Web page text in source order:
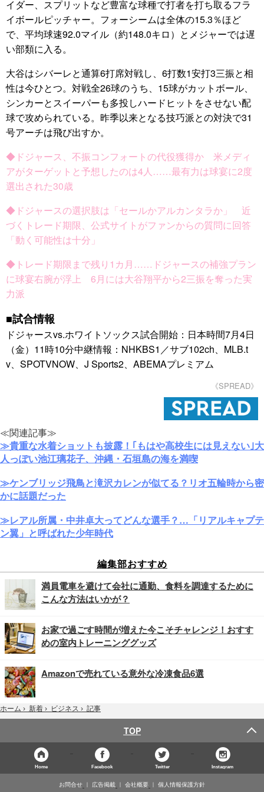
イダー、スプリットなど豊富な球種で打者を打ち取るフラ
イボールピッチャー。フォーシームは全体の15.3％ほど
で、平均球速92.0マイル（約148.0キロ）とメジャーでは遅
い部類に入る。
大谷はシバーレと通算6打席対戦し、6打数1安打3三振と相
性は今ひとつ。対戦全26球のうち、15球がカットボール、
シンカーとスイーパーも多投しハードヒットをさせない配
球で攻められている。昨季以来となる技巧派との対決で31
号アーチは飛び出すか。
◆ドジャース、不振コンフォートの代役獲得か 米メディ
アがターゲットと予想したのは4人……最有力は球宴に2度
選出された30歳
◆ドジャースの選択肢は「セールかアルカンタラか」 近
づくトレード期限、公式サイトがファンからの質問に回答
「動く可能性は十分」
◆トレード期限まで残り1カ月……ドジャースの補強プラン
に球宴右腕が浮上 6月には大谷翔平から2三振を奪った実
力派
■試合情報
ドジャースvs.ホワイトソックス試合開始：日本時間7月4日
（金）11時10分中継情報：NHKBS1／サブ102ch、MLB.t
v、SPOTVNOW、J Sports2、ABEMAプレミアム
《SPREAD》
≪関連記事≫
≫貴重な水着ショットも披露！｢もはや高校生には見えない｣大
人っぽい池江璃花子、沖縄・石垣島の海を満喫
≫ケンブリッジ飛鳥と滝沢カレンが似てる？リオ五輪時から密
かに話題だった
≫レアル所属・中井卓大ってどんな選手？…「リアルキャプテ
ン翼」と呼ばれた少年時代
編集部おすすめ
満員電車を避けて会社に通勤、食料を調達するために
こんな方法はいかが？
お家で過ごす時間が増えた今こそチャレンジ！おすす
めの室内トレーニンググッズ
Amazonで売れている意外な冷凍食品6選
ホーム › 新着 › ビジネス › 記事
TOP
Home Facebook Twitter Instagram
お問合せ 広告掲載 会社概要 個人情報保護方針